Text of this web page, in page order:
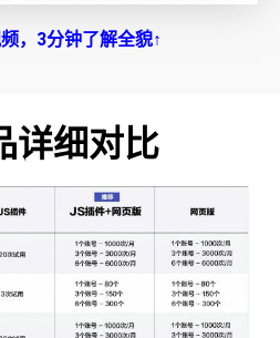
，3分钟了解全貌↑
详细对比